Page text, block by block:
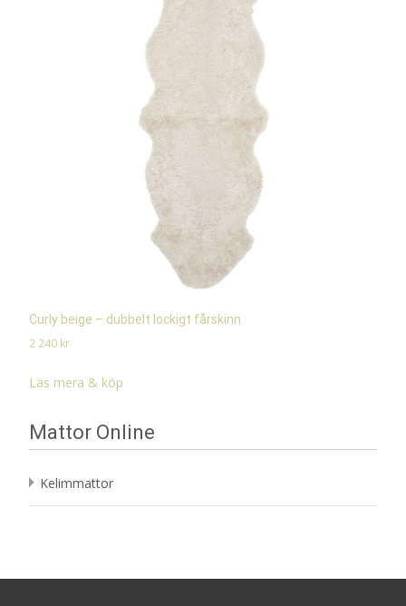
Curly beige – dubbelt lockigt fårskinn
2 240 kr
Läs mera & köp
Mattor Online
Kelimmattor